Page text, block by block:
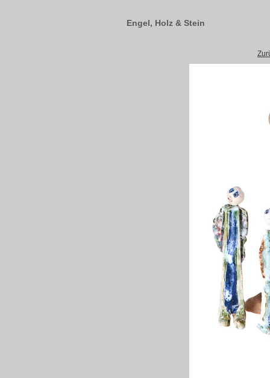
Engel, Holz & Stein